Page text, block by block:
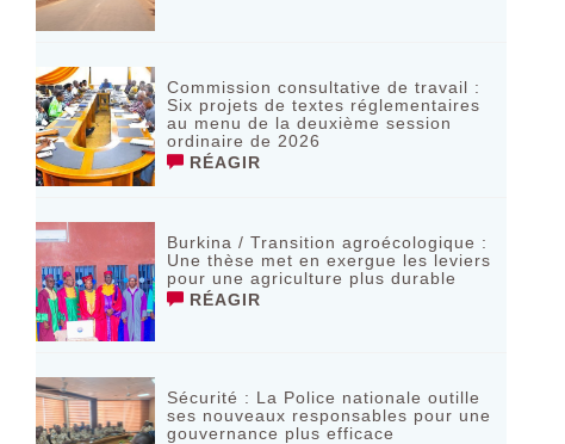
Commission consultative de travail :
Six projets de textes réglementaires
au menu de la deuxième session
ordinaire de 2026
RÉAGIR
Burkina / Transition agroécologique :
Une thèse met en exergue les leviers
pour une agriculture plus durable
RÉAGIR
Sécurité : La Police nationale outille
ses nouveaux responsables pour une
gouvernance plus efficace